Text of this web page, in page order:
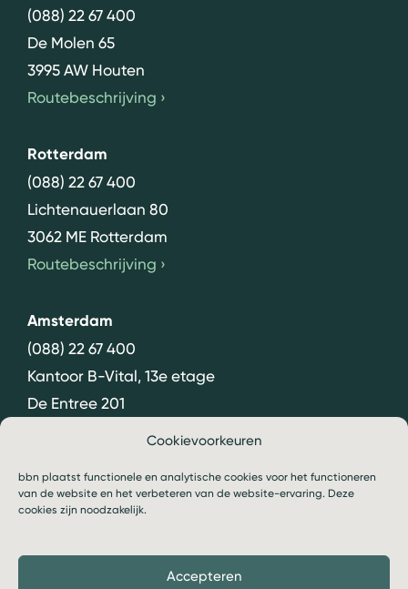
Cookievoorkeuren
bbn plaatst functionele en analytische cookies voor het functioneren
van de website en het verbeteren van de website-ervaring. Deze
cookies zijn noodzakelijk.
Accepteren
(088) 22 67 400
De Molen 65
3995 AW Houten
Routebeschrijving ›
Rotterdam
(088) 22 67 400
Lichtenauerlaan 80
3062 ME Rotterdam
Routebeschrijving ›
Amsterdam
(088) 22 67 400
Kantoor B-Vital, 13e etage
De Entree 201
1101 HG Amsterdam